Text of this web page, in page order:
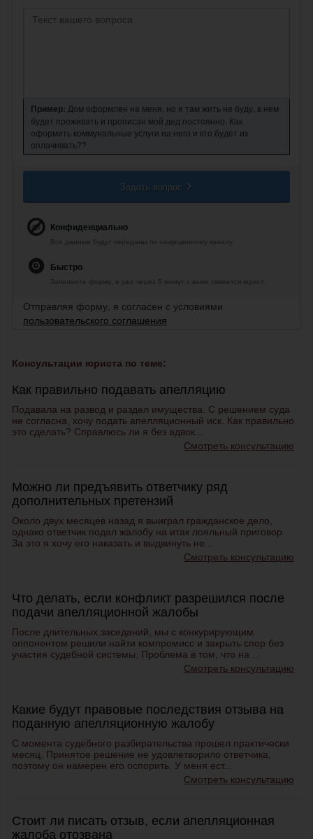
Пример: Дом оформлен на меня, но я там жить не буду, в нем
будет проживать и прописан мой дед постоянно. Как
оформить коммунальные услуги на него и кто будет их
оплачивать??
Задать вопрос
Конфиденциально
Все данные будут переданы по защищенному каналу.
Быстро
Заполните форму, и уже через 5 минут с вами свяжется юрист.
Отправляя форму, я согласен с условиями
пользовательского соглашения
Консультации юриста по теме:
Как правильно подавать апелляцию
Подавала на развод и раздел имущества. С решением суда
не согласна, хочу подать апелляционный иск. Как правильно
это сделать? Справлюсь ли я без адвок...
Смотреть консультацию
Можно ли предъявить ответчику ряд
дополнительных претензий
Около двух месяцев назад я выиграл гражданское дело,
однако ответчик подал жалобу на итак лояльный приговор.
За это я хочу его наказать и выдвинуть не...
Смотреть консультацию
Что делать, если конфликт разрешился после
подачи апелляционной жалобы
После длительных заседаний, мы с конкурирующим
оппонентом решили найти компромисс и закрыть спор без
участия судебной системы. Проблема в том, что на ...
Смотреть консультацию
Какие будут правовые последствия отзыва на
поданную апелляционную жалобу
С момента судебного разбирательства прошел практически
месяц. Принятое решение не удовлетворило ответчика,
поэтому он намерен его оспорить. У меня ест...
Смотреть консультацию
Стоит ли писать отзыв, если апелляционная
жалоба отозвана